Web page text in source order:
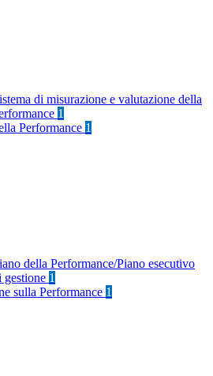
di misurazione e valutazione della
1
Performance 1
della Performance/Piano esecutivo
gestione 1
sulla Performance 1